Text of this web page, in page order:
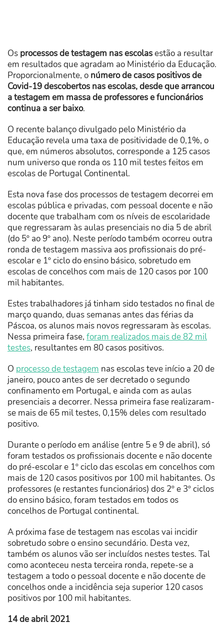
Os processos de testagem nas escolasestão a resultar
em resultados que agradam ao Ministério da Educação.
Proporcionalmente, o número de casos positivos de
Covid-19 descobertos nas escolas, desde que arrancou
a testagem em massa de professores e funcionários
continua a ser baixo.
O recente balanço divulgado pelo Ministério da
Educação revela uma taxa de positividade de 0,1%, o
que, em números absolutos, corresponde a 125 casos
num universo que ronda os 110 mil testes feitos em
escolas de Portugal Continental.
Esta nova fase dos processos de testagem decorrei em
escolas pública e privadas, com pessoal docente e não
docente que trabalham com os níveis de escolaridade
que regressaram às aulas presenciais no dia 5 de abril
(do 5º ao 9º ano). Neste período também ocorreu outra
ronda de testagem massiva aos profissionais do pré-
escolar e 1º ciclo do ensino básico, sobretudo em
escolas de concelhos com mais de 120 casos por 100
mil habitantes.
Estes trabalhadores já tinham sido testados no final de
março quando, duas semanas antes das férias da
Páscoa, os alunos mais novos regressaram às escolas.
Nessa primeira fase, foram realizados mais de 82 mil
testes, resultantes em 80 casos positivos.
O processo de testagem nas escolas teve início a 20 de
janeiro, pouco antes de ser decretado o segundo
confinamento em Portugal, e ainda com as aulas
presenciais a decorrer. Nessa primeira fase realizaram-
se mais de 65 mil testes, 0,15% deles com resultado
positivo.
Durante o período em análise (entre 5 e 9 de abril), só
foram testados os profissionais docente e não docente
do pré-escolar e 1º ciclo das escolas em concelhos com
mais de 120 casos positivos por 100 mil habitantes. Os
professores (e restantes funcionários) dos 2º e 3º ciclos
do ensino básico, foram testados em todos os
concelhos de Portugal continental.
A próxima fase de testagem nas escolas vai incidir
sobretudo sobre o ensino secundário. Desta vez,
também os alunos vão ser incluídos nestes testes. Tal
como aconteceu nesta terceira ronda, repete-se a
testagem a todo o pessoal docente e não docente de
concelhos onde a incidência seja superior 120 casos
positivos por 100 mil habitantes.
14 de abril 2021